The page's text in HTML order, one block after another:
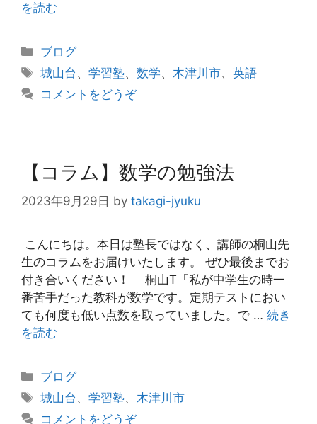
を読む
カ
テ
リ
ブログ
タ
グ
城山台 、学習塾、数学、木津川市、英語
コメントをどうぞ
【コラム】数学の勉強法
2023年9月29日 by takagi-jyuku
こんにちは。本日は塾長ではなく、講師の桐山先
生のコラムをお届けいたします。 ぜひ最後までお
付き合いください！ 桐山T「私が中学生の時一
番苦手だった教科が数学です。定期テストにおい
ても何度も低い点数を取っていました。で … 続き
を読む
カ
テ
ブログ
タ
城山台 、学習塾、 木津川市
コメントをどうぞ